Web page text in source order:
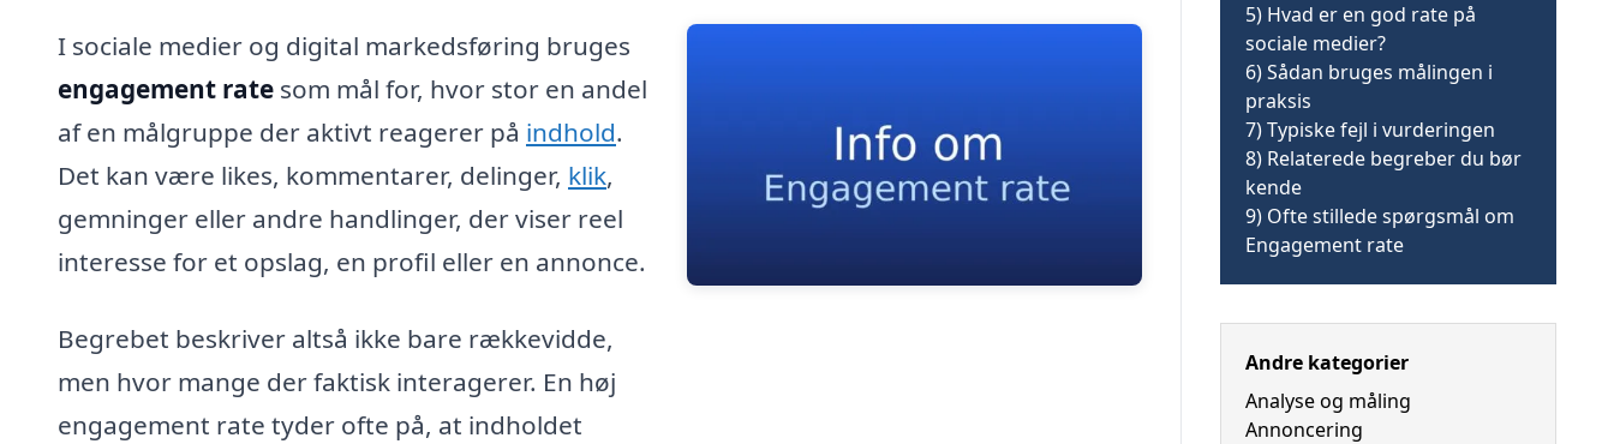
I sociale medier og digital markedsføring bruges
engagement rate som mål for, hvor stor en andel
af en målgruppe der aktivt reagerer på indhold.
Det kan være likes, kommentarer, delinger, klik,
gemninger eller andre handlinger, der viser reel
interesse for et opslag, en profil eller en annonce.
Begrebet beskriver altså ikke bare rækkevidde,
men hvor mange der faktisk interagerer. En høj
engagement rate tyder ofte på, at indholdet
5) Hvad er en god rate på
sociale medier?
6)Sådan bruges målingen i
praksis
7)Typiske fejl i vurderingen
8) Relaterede begreber du bør
kende
9) Ofte stillede spørgsmål om
Engagement rate
Andre kategorier
Analyse og måling
Annoncering